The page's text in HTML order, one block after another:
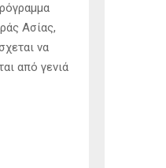
Ασίας,
να
από γενιά